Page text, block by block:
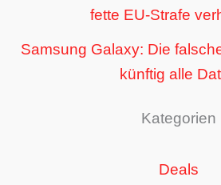
fette EU-Strafe
Samsung Galaxy: Die
künftig alle
Kategorien
Deals